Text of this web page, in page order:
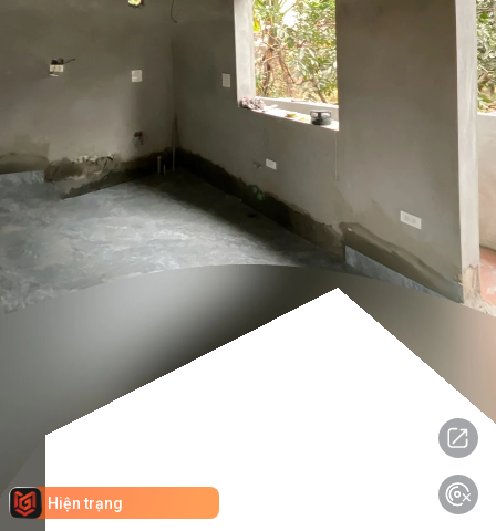
Hiện trạng